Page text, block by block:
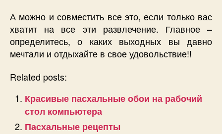
А можно и совместить все это, если только вас
хватит на все эти развлечение. Главное –
определитесь, о каких выходных вы давно
мечтали и отдыхайте в свое удовольствие!!
Related posts:
Красивые пасхальные обои на рабочий
стол компьютера
Пасхальные рецепты